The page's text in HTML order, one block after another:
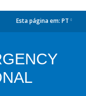
Esta página em: PT